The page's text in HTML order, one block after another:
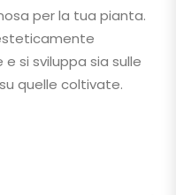
per la tua pianta.
si sviluppa sia sulle
quelle coltivate.